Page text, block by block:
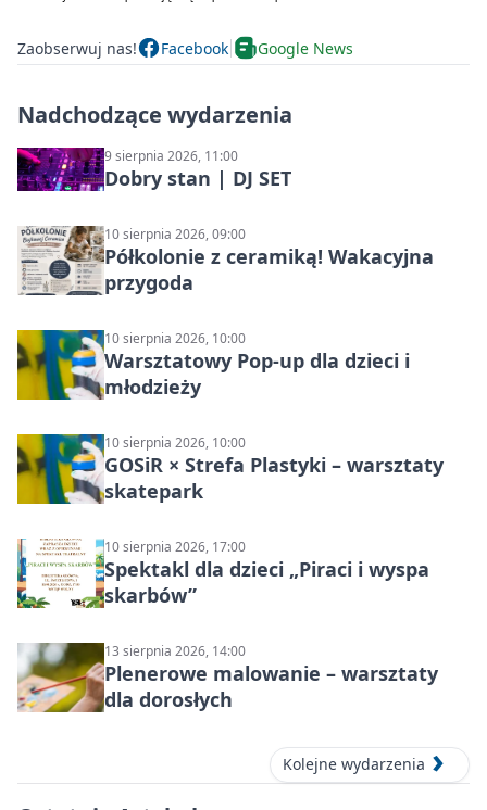
Zaobserwuj nas! Facebook Google News
Nadchodzące wydarzenia
9 sierpnia 2026, 11:00
Dobry stan | DJ SET
10 sierpnia 2026, 09:00
Półkolonie z ceramiką! Wakacyjna
przygoda
10 sierpnia 2026, 10:00
Warsztatowy Pop-up dla dzieci i
młodzieży
10 sierpnia 2026, 10:00
GOSiR × Strefa Plastyki – warsztaty
skatepark
10 sierpnia 2026, 17:00
Spektakl dla dzieci „Piraci i wyspa
skarbów”
13 sierpnia 2026, 14:00
Plenerowe malowanie – warsztaty
dla dorosłych
Kolejne wydarzenia